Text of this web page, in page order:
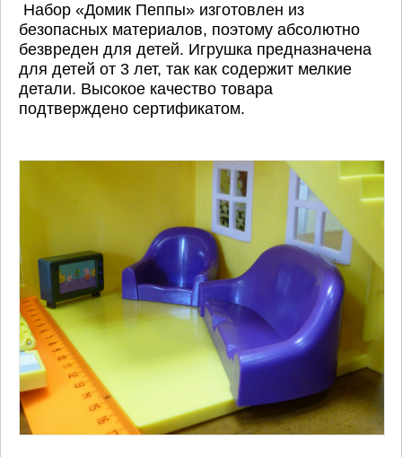
Набор «Домик Пеппы» изготовлен из
безопасных материалов, поэтому абсолютно
безвреден для детей. Игрушка предназначена
для детей от 3 лет, так как содержит мелкие
детали. Высокое качество товара
подтверждено сертификатом.